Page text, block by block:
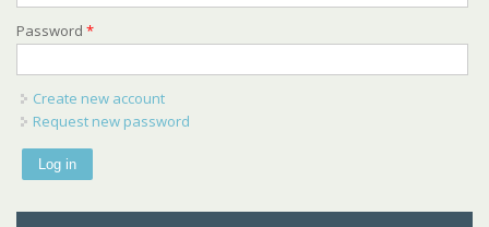
Password *
Create new account
Request new password